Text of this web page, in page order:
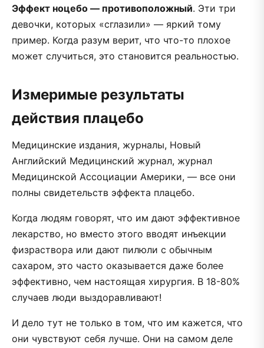
Эффект ноцебо — противоположный. Эти три
девочки, которых «сглазили» — яркий тому
пример. Когда разум верит, что что-то плохое
может случиться, это становится реальностью.
Измеримые результаты
действия плацебо
Медицинские издания, журналы, Новый
Английский Медицинский журнал, журнал
Медицинской Ассоциации Америки, — все они
полны свидетельств эффекта плацебо.
Когда людям говорят, что им дают эффективное
лекарство, но вместо этого вводят инъекции
физраствора или дают пилюли с обычным
сахаром, это часто оказывается даже более
эффективно, чем настоящая хирургия. В 18-80%
случаев люди выздоравливают!
И дело тут не только в том, что им кажется, что
они чувствуют себя лучше. Они на самом деле